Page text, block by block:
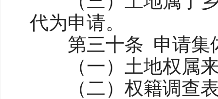
代为申请。
第三十条 申请集体
（一）土地权属来
（二）权籍调查表